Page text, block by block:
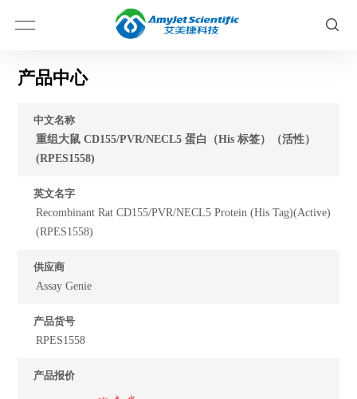
产品中心
中文名称
重组大鼠 CD155/PVR/NECL5 蛋白（His 标签）（活性）
(RPES1558)
英文名字
Recombinant Rat CD155/PVR/NECL5 Protein (His Tag)(Active)
(RPES1558)
供应商
Assay Genie
产品货号
RPES1558
产品报价